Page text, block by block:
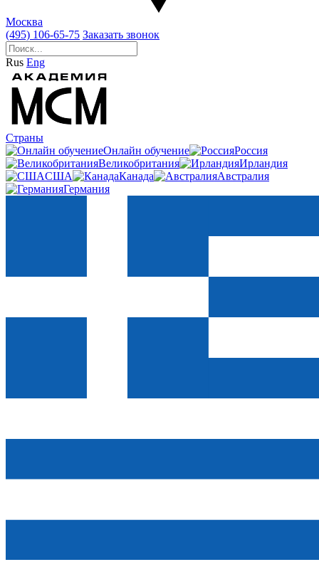
Москва
(495) 106-65-75 Заказать звонок
Rus Eng
Страны
Онлайн обучение
Россия
Великобритания
Ирландия
США
Канада
Австралия
Германия